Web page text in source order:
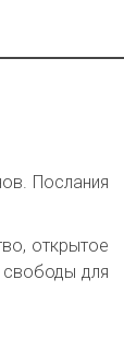
Послания
открытое
свободы для